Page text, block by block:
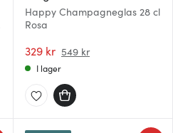
Happy Champagneglas 28 cl
Rosa
329 kr 549 kr
I lager